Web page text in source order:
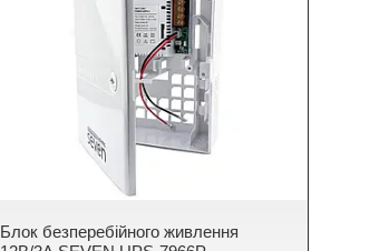
Блок безперебійного живлення